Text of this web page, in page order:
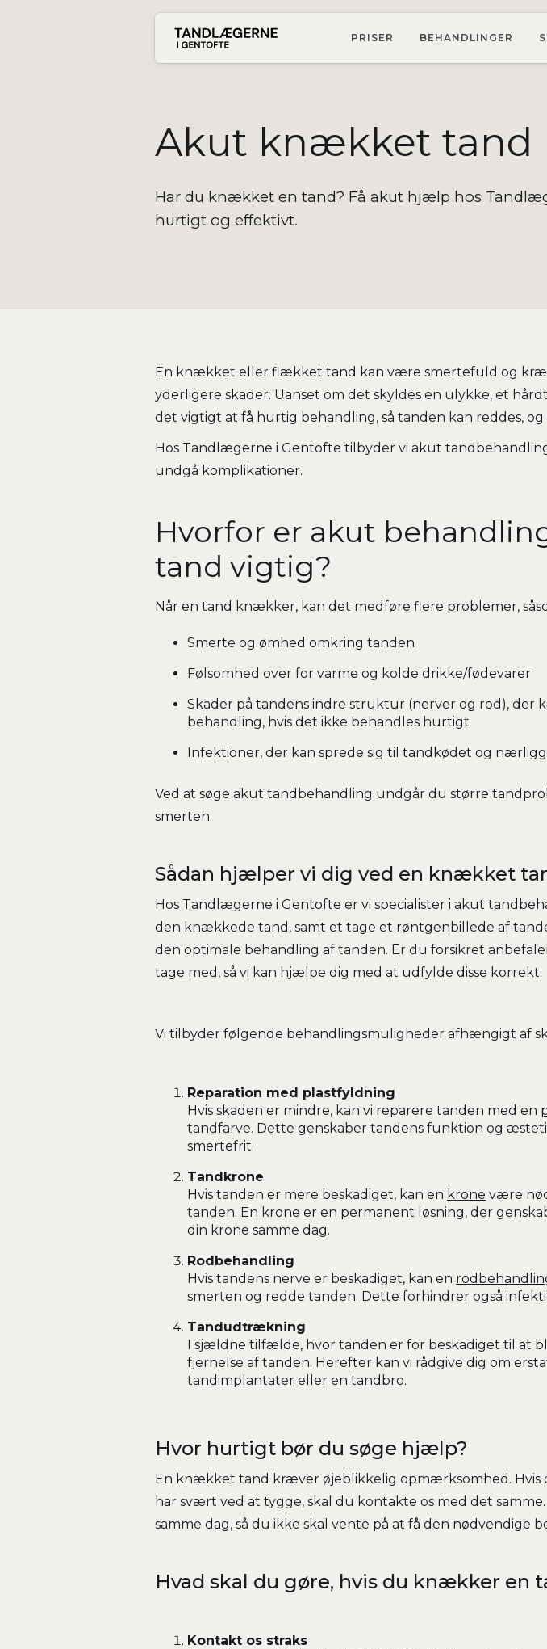
PRISER BEHANDLINGER
Akut knækket tand
Har du knækket en tand? Få akut hjælp hos
hurtigt og effektivt.
En knækket eller flækket tand kan være smertefuld og
yderligere skader. Uanset om det skyldes en ulykke, et
det vigtigt at få hurtig behandling, så tanden kan reddes, og
Hos Tandlægerne i Gentofte tilbyder vi akut
undgå komplikationer.
Hvorfor er akut
tand vigtig?
Når en tand knækker, kan det medføre flere problemer,
Smerte og ømhed omkring tanden
Følsomhed over for varme og kolde drikke/fødevarer
Skader på tandens indre struktur (nerver og rod), der
behandling, hvis det ikke behandles hurtigt
Infektioner, der kan sprede sig til tandkødet og
Ved at søge akut tandbehandling undgår du større
smerten.
Sådan hjælper vi dig ved en knækket
Hos Tandlægerne i Gentofte er vi specialister i akut
den knækkede tand, samt et tage et røntgenbillede af
den optimale behandling af tanden. Er du forsikret
tage med, så vi kan hjælpe dig med at udfylde disse korrekt.
Vi tilbyder følgende behandlingsmuligheder afhængigt af
Reparation med plastfyldning
Hvis skaden er mindre, kan vi reparere tanden med en
tandfarve. Dette genskaber tandens funktion og
smertefrit.
Tandkrone
Hvis tanden er mere beskadiget, kan en krone være
tanden. En krone er en permanent løsning, der
din krone samme dag.
Rodbehandling
Hvis tandens nerve er beskadiget, kan en
smerten og redde tanden. Dette forhindrer også
Tandudtrækning
I sjældne tilfælde, hvor tanden er for beskadiget til at
fjernelse af tanden. Herefter kan vi rådgive dig om
tandimplantater eller en tandbro.
Hvor hurtigt bør du søge hjælp?
En knækket tand kræver øjeblikkelig opmærksomhed. Hvis
har svært ved at tygge, skal du kontakte os med det
samme dag, så du ikke skal vente på at få den nødvendige
Hvad skal du gøre, hvis du knækker en
Kontakt os straks